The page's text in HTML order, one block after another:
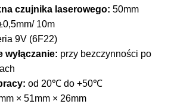
czujnika laserowego: 50mm
10m
9V (6F22)
wyłączanie: przy bezczynności po
od 20℃ do +50℃
× 51mm × 26mm